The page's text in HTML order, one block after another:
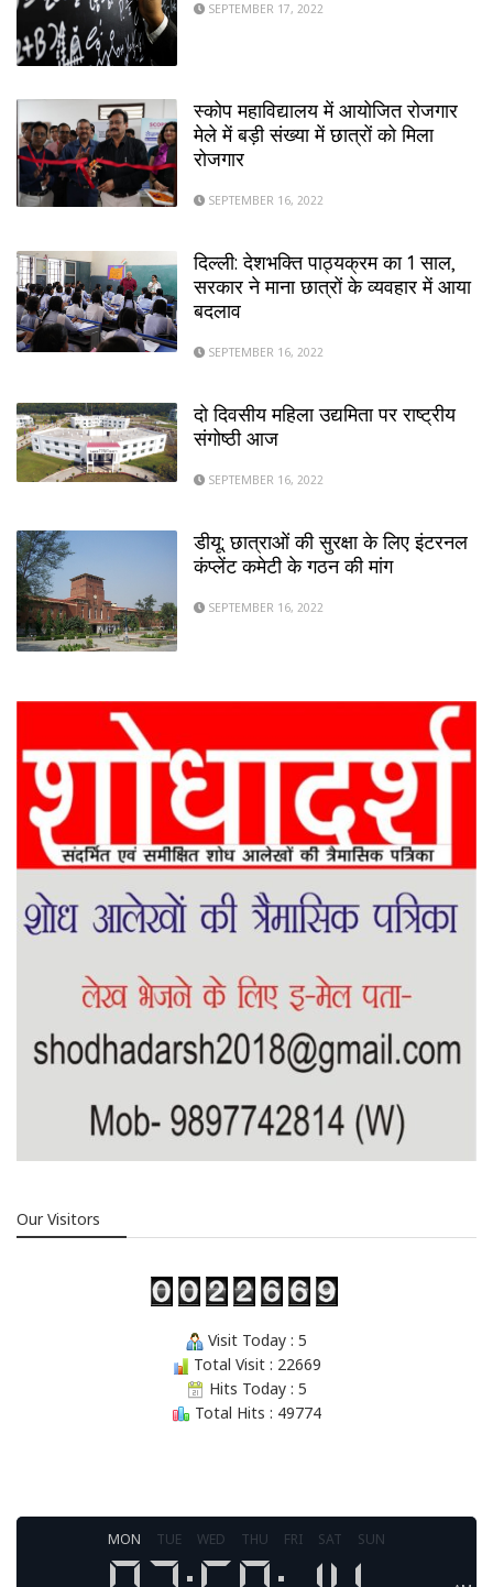
SEPTEMBER 17, 2022
स्कोप महाविद्यालय में आयोजित रोजगार
मेले में बड़ी संख्या में छात्रों को मिला
रोजगार
SEPTEMBER 16, 2022
दिल्ली: देशभक्ति पाठ्यक्रम का 1 साल,
सरकार ने माना छात्रों के व्यवहार में आया
बदलाव
SEPTEMBER 16, 2022
दो दिवसीय महिला उद्यमिता पर राष्ट्रीय
संगोष्ठी आज
SEPTEMBER 16, 2022
डीयू: छात्राओं की सुरक्षा के लिए इंटरनल
कंप्लेंट कमेटी के गठन की मांग
SEPTEMBER 16, 2022
Our Visitors
Visit Today : 5
Total Visit : 22669
Hits Today : 5
Total Hits : 49774
MON TUE WED THU FRI SAT SUN